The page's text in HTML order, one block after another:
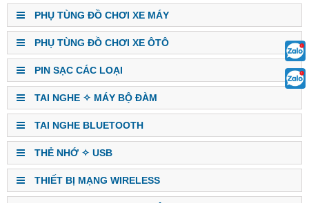
PHỤ TÙNG ĐỒ CHƠI XE MÁY
PHỤ TÙNG ĐỒ CHƠI XE ÔTÔ
PIN SẠC CÁC LOẠI
TAI NGHE ✧ MÁY BỘ ĐÀM
TAI NGHE BLUETOOTH
THẺ NHỚ ✧ USB
THIẾT BỊ MẠNG WIRELESS